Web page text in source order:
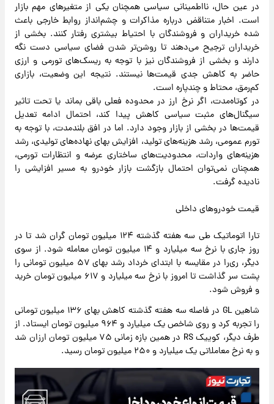
در عین حال، نااطمینانی سیاسی همچنان یکی از متغیرهای مهم بازار
است. اخبار متناقض درباره مذاکرات و چشم‌انداز روابط خارجی باعث
شده خریداران و فروشندگان با احتیاط بیشتری رفتار کنند. بخشی از
خریداران ترجیح می‌دهند تا روشن‌تر شدن فضای سیاسی دست نگه
دارند و بخشی از فروشندگان نیز با توجه به ریسک‌های تورمی و ارزی
حاضر به کاهش جدی قیمت‌ها نیستند. نتیجه این وضعیت، بازاری
کم‌رمق، محتاط و چندپاره است.
در کوتاه‌مدت، اگر نرخ ارز در محدوده فعلی باقی بماند یا تحت تاثیر
سیگنال‌های مثبت سیاسی کاهش پیدا کند، احتمال ادامه تعدیل
قیمت‌ها در بخشی از بازار وجود دارد. اما در افق بلندمدت، با توجه به
تورم عمومی، رشد هزینه‌های تولید، افزایش بهای نهاده‌های تولیدی، رشد
هزینه‌های واردات، محدودیت‌های ساختاری عرضه و انتظارات تورمی،
همچنان نمی‌توان احتمال بازگشت بازار خودرو به مسیر افزایشی را
نادیده گرفت.
قیمت خودروهای داخلی
تارا اتوماتیک طی سه هفته گذشته ۱۲۴ میلیون تومان گران شد تا در
روز جاری با نرخ سه میلیارد و ۱۴ میلیون تومان معامله شود. از سوی
دیگر، ری‌را در مقایسه با ابتدای خرداد رشد بهای ۵۷ میلیون تومانی را
پشت سر گذاشت تا امروز با نرخ سه میلیارد و ۶۱۷ میلیون تومان خرید
و فروش شود.
شاهین GL در فاصله سه هفته گذشته کاهش بهای ۱۳۶ میلیون تومانی
را تجربه کرد و روی شاخص یک میلیارد و ۹۶۴ میلیون تومان ایستاد. از
طرف دیگر، کوییک RS در همین بازه زمانی ۷۵ میلیون تومان ارزان شد
و به نرخ معاملاتی یک میلیارد و ۲۵۰ میلیون تومان رسید.